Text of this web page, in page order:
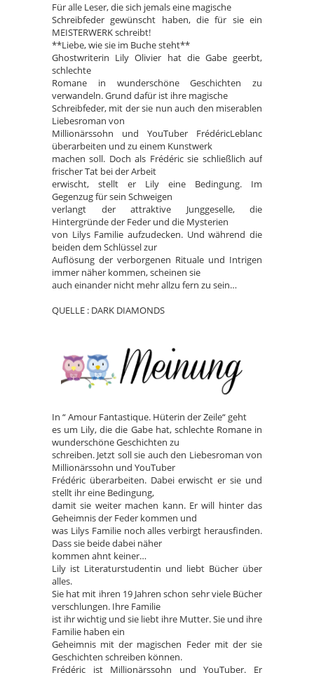
Für alle Leser, die sich jemals eine magische
Schreibfeder gewünscht haben, die für sie ein
MEISTERWERK schreibt!
**Liebe, wie sie im Buche steht**
Ghostwriterin Lily Olivier hat die Gabe geerbt,
schlechte
Romane in wunderschöne Geschichten zu
verwandeln. Grund dafür ist ihre magische
Schreibfeder, mit der sie nun auch den miserablen
Liebesroman von
Millionärssohn und YouTuber FrédéricLeblanc
überarbeiten und zu einem Kunstwerk
machen soll. Doch als Frédéric sie schließlich auf
frischer Tat bei der Arbeit
erwischt, stellt er Lily eine Bedingung. Im
Gegenzug für sein Schweigen
verlangt der attraktive Junggeselle, die
Hintergründe der Feder und die Mysterien
von Lilys Familie aufzudecken. Und während die
beiden dem Schlüssel zur
Auflösung der verborgenen Rituale und Intrigen
immer näher kommen, scheinen sie
auch einander nicht mehr allzu fern zu sein…
QUELLE : DARK DIAMONDS
In “ Amour Fantastique. Hüterin der Zeile“ geht
es um Lily, die die Gabe hat, schlechte Romane in
wunderschöne Geschichten zu
schreiben. Jetzt soll sie auch den Liebesroman von
Millionärssohn und YouTuber
Frédéric überarbeiten. Dabei erwischt er sie und
stellt ihr eine Bedingung,
damit sie weiter machen kann. Er will hinter das
Geheimnis der Feder kommen und
was Lilys Familie noch alles verbirgt herausfinden.
Dass sie beide dabei näher
kommen ahnt keiner…
Lily ist Literaturstudentin und liebt Bücher über
alles.
Sie hat mit ihren 19 Jahren schon sehr viele Bücher
verschlungen. Ihre Familie
ist ihr wichtig und sie liebt ihre Mutter. Sie und ihre
Familie haben ein
Geheimnis mit der magischen Feder mit der sie
Geschichten schreiben können.
Frédéric ist Millionärssohn und YouTuber. Er